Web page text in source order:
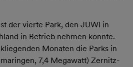
der vierte Park, den JUWI in
in Betrieb nehmen konnte.
Monaten die Parks in
7,4 Megawatt) Zernitz-